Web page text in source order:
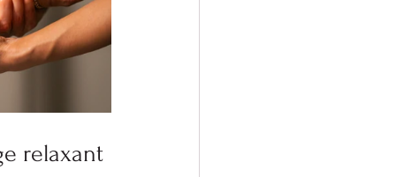
relaxant